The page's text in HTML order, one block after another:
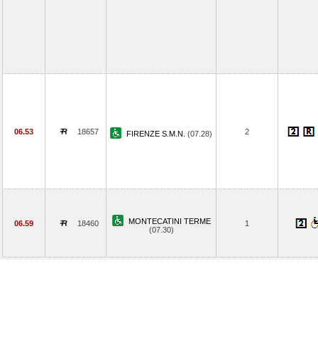
06.53 18657 FIRENZE S.M.N. (07.28) 2
06.59 18460
MONTECATINI TERME
(07.30)
1